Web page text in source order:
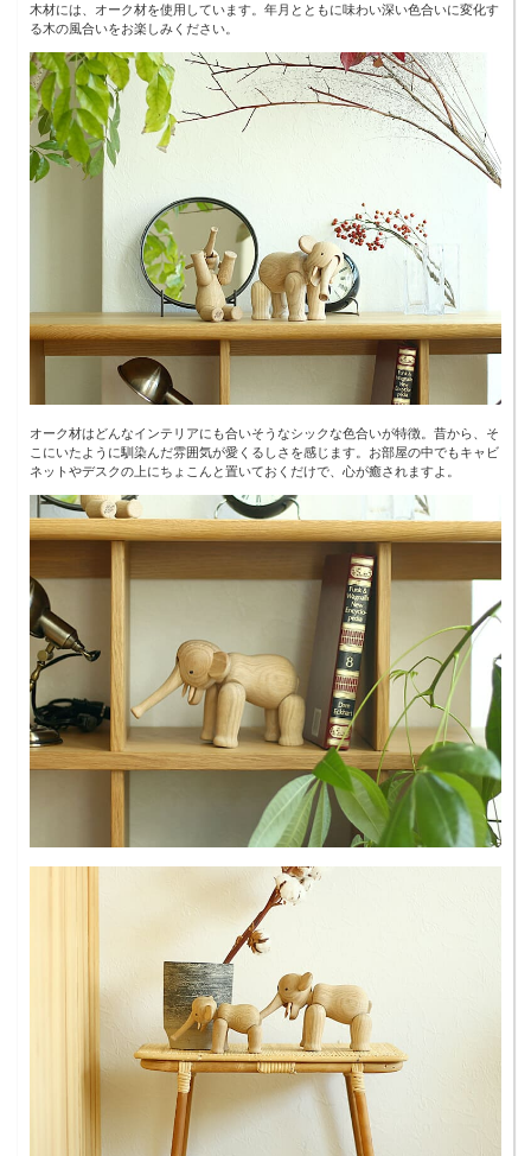
木材には、オーク材を使用しています。年月とともに味わい深い色合いに変化す
る木の風合いをお楽しみください。
オーク材はどんなインテリアにも合いそうなシックな色合いが特徴。昔から、そ
こにいたように馴染んだ雰囲気が愛くるしさを感じます。お部屋の中でもキャビ
ネットやデスクの上にちょこんと置いておくだけで、心が癒されますよ。